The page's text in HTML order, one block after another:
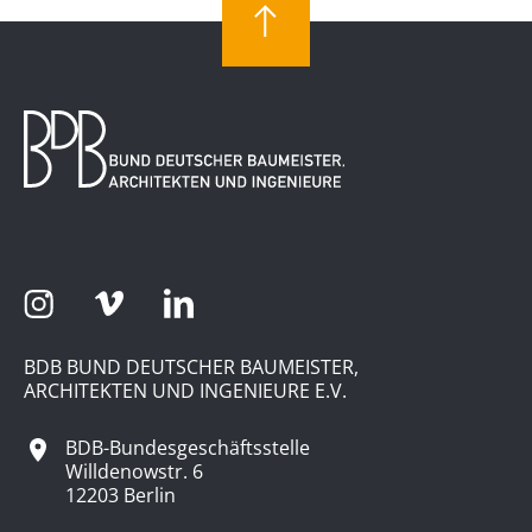
BDB BUND DEUTSCHER BAUMEISTER,
ARCHITEKTEN UND INGENIEURE E.V.
BDB-Bundesgeschäftsstelle
Willdenowstr. 6
12203 Berlin